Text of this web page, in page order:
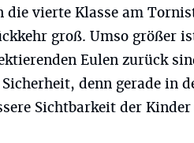
die vierte Klasse am
groß. Umso größer
Eulen zurück
denn gerade in
Sichtbarkeit der